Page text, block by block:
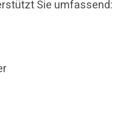
Sie umfassend: